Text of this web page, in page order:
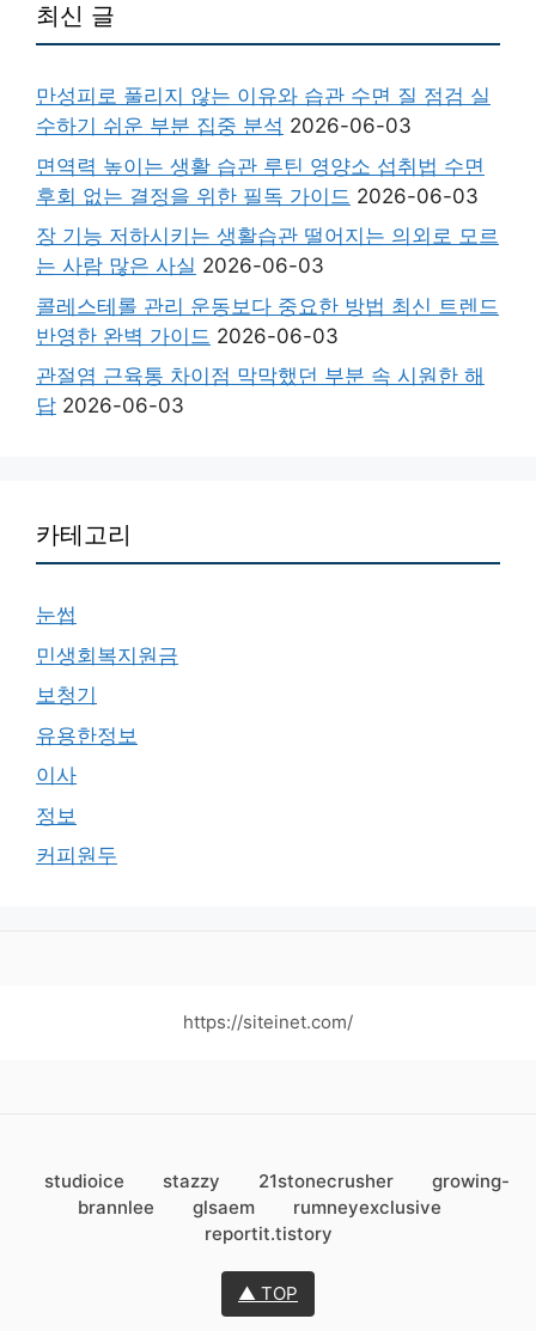
최신 글
만성피로 풀리지 않는 이유와 습관 수면 질 점검 실
수하기 쉬운 부분 집중 분석 2026-06-03
면역력 높이는 생활 습관 루틴 영양소 섭취법 수면
후회 없는 결정을 위한 필독 가이드 2026-06-03
장 기능 저하시키는 생활습관 떨어지는 의외로 모르
는 사람 많은 사실 2026-06-03
콜레스테롤 관리 운동보다 중요한 방법 최신 트렌드
반영한 완벽 가이드 2026-06-03
관절염 근육통 차이점 막막했던 부분 속 시원한 해
답 2026-06-03
카테고리
눈썹
민생회복지원금
보청기
유용한정보
이사
정보
커피원두
https://siteinet.com/
studioice stazzy 21stonecrusher
growing-
brannlee
glsaem
rumneyexclusive
reportit.tistory
▲ TOP